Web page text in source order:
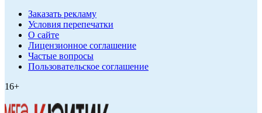
Заказать рекламу
Условия перепечатки
О сайте
Лицензионное соглашение
Частые вопросы
Пользовательское соглашение
16+